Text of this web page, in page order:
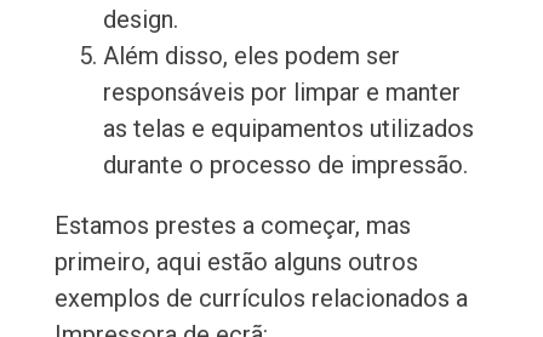
design.
Além disso, eles podem ser
responsáveis por limpar e manter
as telas e equipamentos utilizados
durante o processo de impressão.
Estamos prestes a começar, mas
primeiro, aqui estão alguns outros
exemplos de currículos relacionados a